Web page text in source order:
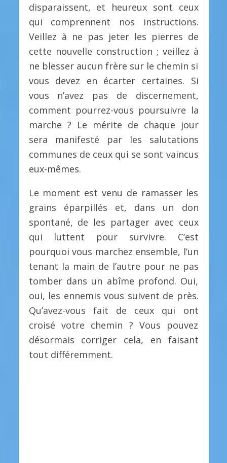
disparaissent, et heureux sont ceux
qui comprennent nos instructions.
Veillez à ne pas jeter les pierres de
cette nouvelle construction ; veillez à
ne blesser aucun frère sur le chemin si
vous devez en écarter certaines. Si
vous n’avez pas de discernement,
comment pourrez-vous poursuivre la
marche ? Le mérite de chaque jour
sera manifesté par les salutations
communes de ceux qui se sont vaincus
eux-mêmes.
Le moment est venu de ramasser les
grains éparpillés et, dans un don
spontané, de les partager avec ceux
qui luttent pour survivre. C’est
pourquoi vous marchez ensemble, l’un
tenant la main de l’autre pour ne pas
tomber dans un abîme profond. Oui,
oui, les ennemis vous suivent de près.
Qu’avez-vous fait de ceux qui ont
croisé votre chemin ? Vous pouvez
désormais corriger cela, en faisant
tout différemment.